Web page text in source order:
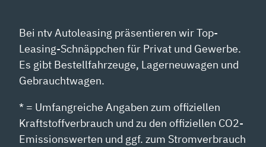
Bei ntv Autoleasing präsentieren wir Top-
Leasing-Schnäppchen für Privat und Gewerbe.
Es gibt Bestellfahrzeuge, Lagerneuwagen und
Gebrauchtwagen.
* = Umfangreiche Angaben zum offiziellen
Kraftstoffverbrauch und zu den offiziellen CO2-
Emissionswerten und ggf. zum Stromverbrauch